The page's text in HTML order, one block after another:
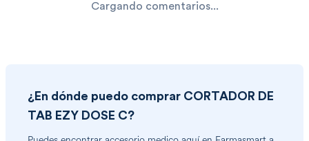
Cargando comentarios...
¿En dónde puedo comprar CORTADOR DE
TAB EZY DOSE C?